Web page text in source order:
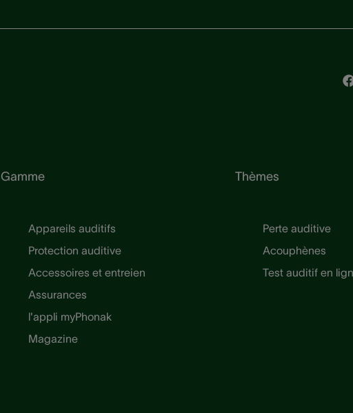
Gamme
Appareils auditifs
Protection auditive
Accessoires et entreien
Assurances
l'appli myPhonak
Magazine
Thèmes
Perte auditive
Acouphènes
Test auditif en